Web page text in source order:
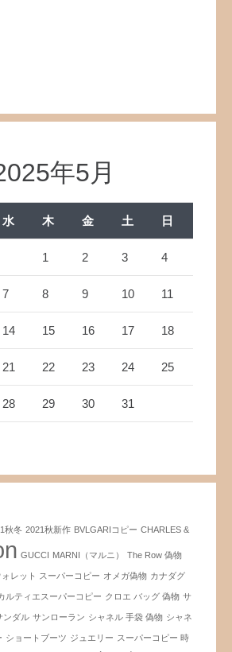
年5月
水 木 金 土 日
1 2 3 4
7 8 9 10 11
14 15 16 17 18
21 22 23 24 25
28 29 30 31
秋冬 2021秋新作 BVLGARIコピー CHARLES &
GUCCI MARNI（マルニ） The Row 偽物
ォレット スーパーコピー オメガ偽物 カナダグ
ルティエスーパーコピー クロエ バッグ 偽物 サ
ンダル サンローラン シャネル 手袋 偽物 シャネ
ショートブーツ ジュエリー スーパーコピー 時